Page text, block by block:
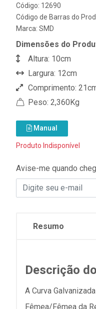
Código: 12690
Código de Barras do
Marca: SMD
Dimensões do
Altura: 10cm
Largura: 12cm
Comprimento:
Peso: 2,360Kg
Manual
Produto Indisponível
Avise-me quando
Resumo
Descrição
A Curva
Fêmea/Fêmea da